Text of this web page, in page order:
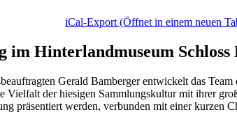
iCal-Export (Öffnet in einem neuen
im Hinterlandmuseum Schloss
Gerald Bamberger entwickelt das
der hiesigen Sammlungskultur mit ihrer
präsentiert werden, verbunden mit einer kurzen